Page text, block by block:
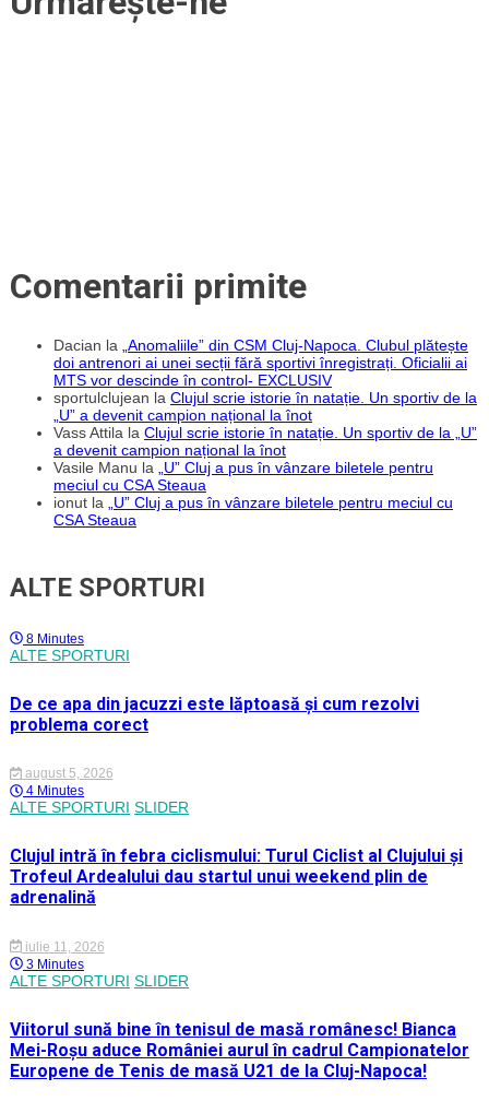
Comentarii primite
Dacian la
„Anomaliile” din CSM Cluj-Napoca. Clubul plătește
doi antrenori ai unei secții fără sportivi înregistrați. Oficialii ai
MTS vor descinde în control- EXCLUSIV
sportulclujean la Clujul scrie istorie în natație. Un sportiv de la
„U” a devenit campion național la înot
Vass Attila la Clujul scrie istorie în natație. Un sportiv de la „U”
a devenit campion național la înot
Vasile Manu la
„U” Cluj a pus în vânzare biletele pentru
meciul cu CSA Steaua
ionut la
„U” Cluj a pus în vânzare biletele pentru meciul cu
CSA Steaua
ALTE SPORTURI
8 Minutes
ALTE SPORTURI
De ce apa din jacuzzi este lăptoasă și cum rezolvi
problema corect
august 5, 2026
4 Minutes
ALTE SPORTURI SLIDER
Clujul intră în febra ciclismului: Turul Ciclist al Clujului și
Trofeul Ardealului dau startul unui weekend plin de
adrenalină
iulie 11, 2026
3 Minutes
ALTE SPORTURI SLIDER
Viitorul sună bine în tenisul de masă românesc! Bianca
Mei-Roșu aduce României aurul în cadrul Campionatelor
Europene de Tenis de masă U21 de la Cluj-Napoca!